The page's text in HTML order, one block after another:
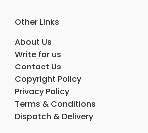
Other Links
About Us
Write for us
Contact Us
Copyright Policy
Privacy Policy
Terms & Conditions
Dispatch & Delivery